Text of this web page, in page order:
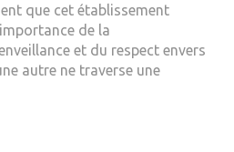
que cet établissement
de la
et du respect envers
autre ne traverse une